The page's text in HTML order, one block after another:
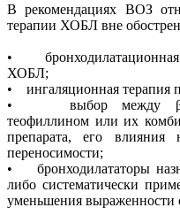
В рекомендациях ВОЗ
терапии ХОБЛ вне
• бронходилатационная
ХОБЛ;
• ингаляционная терапия
• выбор между β2-
теофиллином или их
препарата, его
переносимости;
• бронходилататоры
либо систематически
уменьшения выраженности